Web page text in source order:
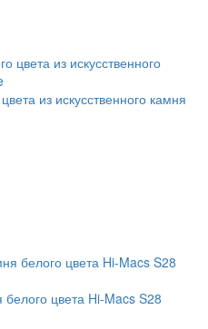
из искусственного камня
белого цвета Hi-Macs S28